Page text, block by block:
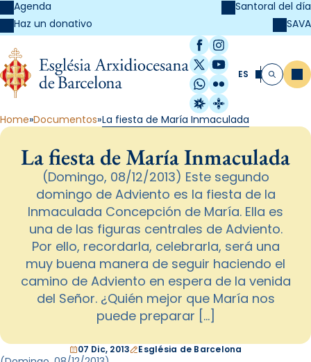
Agenda
Haz un donativo
Santoral del día
SAVA
Facebook
Instagram
X / Twitter
YouTube
WhatsApp
Flickr
Radio Estel
Catalunya
ES Buscar
Home Documentos La fiesta de María Inmaculada
La fiesta de María Inmaculada
(Domingo, 08/12/2013) Este segundo
domingo de Adviento es la fiesta de la
Inmaculada Concepción de María. Ella es
una de las figuras centrales de Adviento.
Por ello, recordarla, celebrarla, será una
muy buena manera de seguir haciendo el
camino de Adviento en espera de la venida
del Señor. ¿Quién mejor que María nos
puede preparar […]
07 Dic, 2013 Església de Barcelona